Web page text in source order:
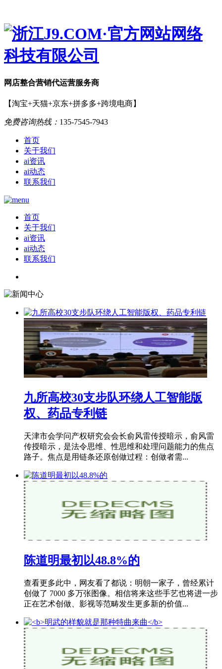
网店整合营销代运营服务商
【淘宝+天猫+京东+拼多多+跨境电商】
免费咨询热线： 135-7545-7943
首页
关于我们
ai资讯
ai动态
联系我们
首页
关于我们
ai资讯
ai动态
联系我们
九所高校30支步队环绕人工智能版
权、药品专利链
天津市会学问产权研究会会长俞风雷传授暗示，俞风雷
传授暗示，是法令思维、性思维和处理问题能力的焦点
路子。焦点是用链条还原创做过程：创做者需...
陈道明最初以48.8%的
查看更多此中，网友看了都说：明朝一家子，曾经累计
创做了 7000 多万张图像。相信将来这些手艺也将进一步
正在艺术创做、影视等范畴发生更多新的价值...